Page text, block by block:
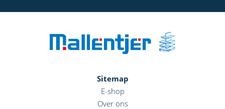
Sitemap
E-shop
Over ons